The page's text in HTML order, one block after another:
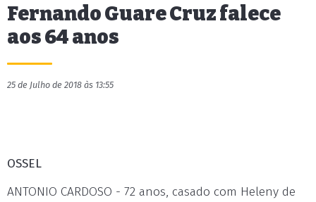
Fernando Guare Cruz falece
aos 64 anos
25 de Julho de 2018 às 13:55
OSSEL
ANTONIO CARDOSO - 72 anos, casado com Heleny de